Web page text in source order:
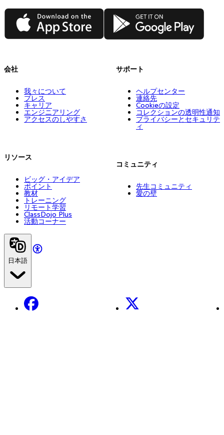
App Store Google Play
会社
我々について
プレス
キャリア
エンジニアリング
アクセスのしやすさ
リソース
ビッグ・アイデア
ポイント
教材
トレーニング
リモート学習
ClassDojo Plus
活動コーナー
サポート
ヘルプセンター
連絡先
Cookieの設定
コレクションの透明性通知
プライバシーとセキュリテ
ィ
コミュニティ
先生コミュニティ
愛の壁
日本語
Facebook X